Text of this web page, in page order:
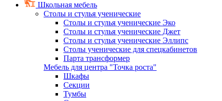
Школьная мебель
Столы и стулья ученические
Столы и стулья ученические Эко
Столы и стулья ученические Джет
Столы и стулья ученические Эллипс
Столы ученические для спецкабинетов
Парта трансформер
Мебель для центра "Точка роста"
Шкафы
Секции
Тумбы